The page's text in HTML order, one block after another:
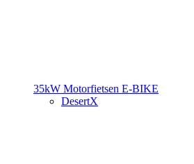
35kW Motorfietsen E-BIKE
DesertX